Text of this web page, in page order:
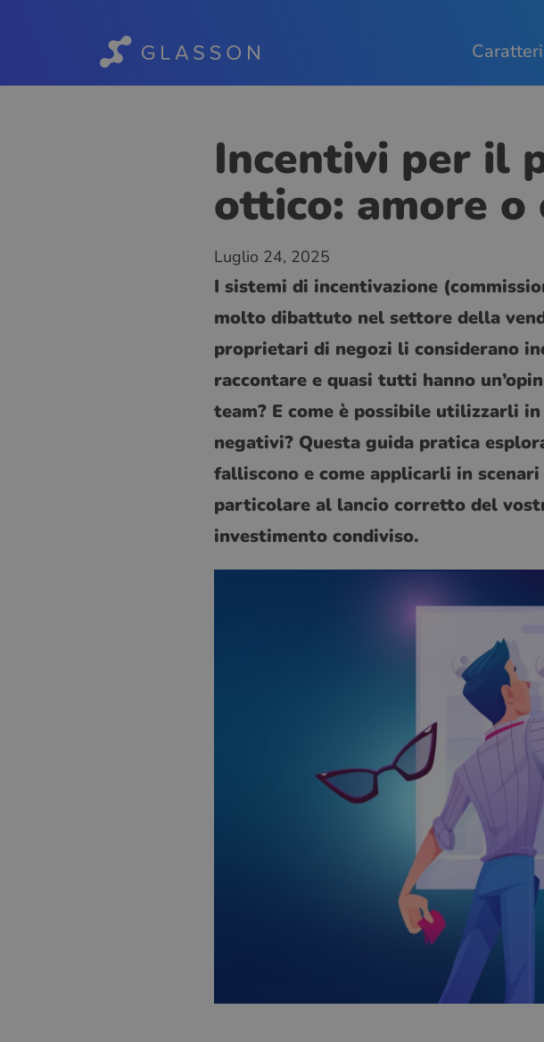
Incentivi per il
ottico: amore o
Luglio 24, 2025
I sistemi di incentivazione
molto dibattuto nel settore della
proprietari di negozi li considerano
raccontare e quasi tutti hanno
team? E come è possibile utilizzarli
negativi? Questa guida pratica
falliscono e come applicarli in
particolare al lancio corretto del
investimento condiviso.